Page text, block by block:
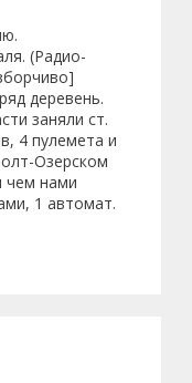
(Радио-
деревень.
заняли ст.
4 пулемета и
Озерском
чем нами
1 автомат.